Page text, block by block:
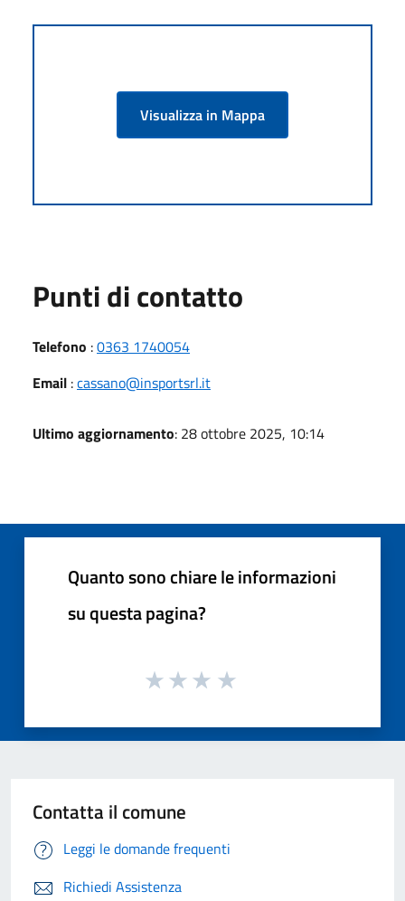
Visualizza in Mappa
Punti di contatto
Telefono :0363 1740054
Email :cassano@insportsrl.it
Ultimo aggiornamento: 28 ottobre 2025, 10:14
Quanto sono chiare le informazioni
su questa pagina?
Contatta il comune
Leggi le domande frequenti
Richiedi Assistenza